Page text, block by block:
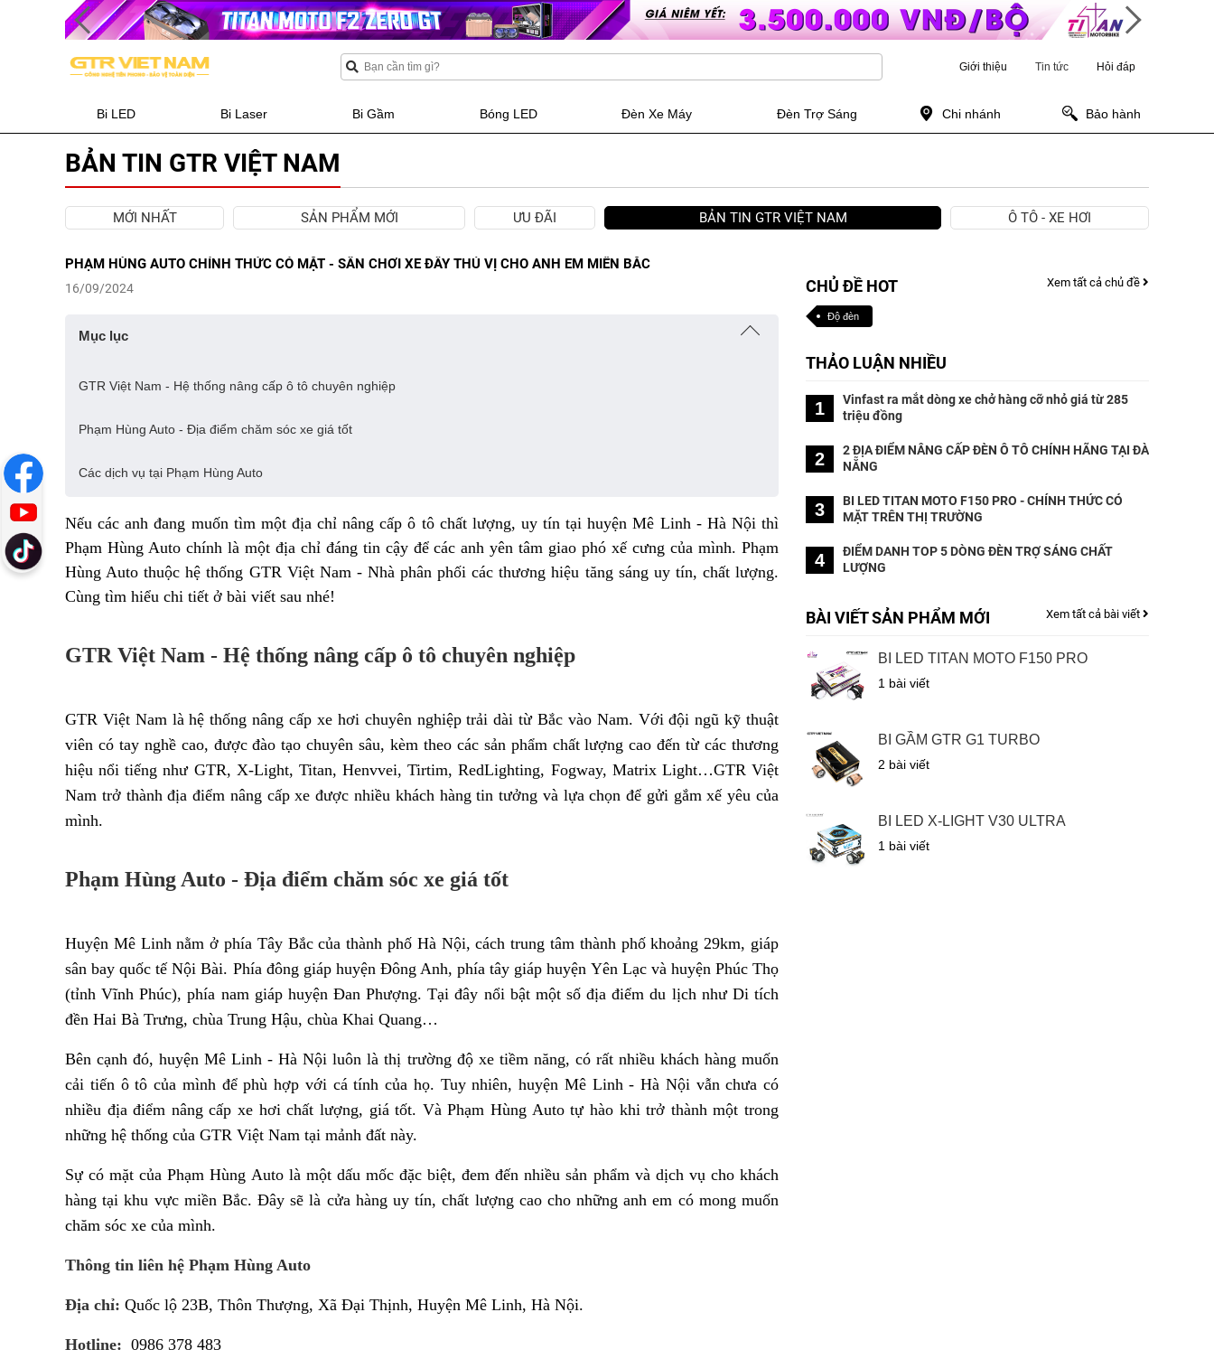
Giới thiệu Tin tức Hỏi đáp
Bi LED Bi Laser Bi Gầm Bóng LED Đèn Xe Máy Đèn Trợ Sáng Chi nhánh Bảo hành
BẢN TIN GTR VIỆT NAM
MỚI NHẤT SẢN PHẨM MỚI ƯU ĐÃI BẢN TIN GTR VIỆT NAM Ô TÔ - XE HƠI
PHẠM HÙNG AUTO CHÍNH THỨC CÓ MẶT - SÂN CHƠI XE ĐẦY THÚ VỊ CHO ANH EM MIỀN BẮC
16/09/2024
Mục lục
GTR Việt Nam - Hệ thống nâng cấp ô tô chuyên nghiệp
Phạm Hùng Auto - Địa điểm chăm sóc xe giá tốt
Các dịch vụ tại Phạm Hùng Auto
Nếu các anh đang muốn tìm một địa chỉ nâng cấp ô tô chất lượng, uy tín tại huyện Mê Linh - Hà Nội thì
Phạm Hùng Auto chính là một địa chỉ đáng tin cậy để các anh yên tâm giao phó xế cưng của mình. Phạm
Hùng Auto thuộc hệ thống GTR Việt Nam - Nhà phân phối các thương hiệu tăng sáng uy tín, chất lượng.
Cùng tìm hiểu chi tiết ở bài viết sau nhé!
GTR Việt Nam - Hệ thống nâng cấp ô tô chuyên nghiệp
GTR Việt Nam là hệ thống nâng cấp xe hơi chuyên nghiệp trải dài từ Bắc vào Nam. Với đội ngũ kỹ thuật
viên có tay nghề cao, được đào tạo chuyên sâu, kèm theo các sản phẩm chất lượng cao đến từ các thương
hiệu nổi tiếng như GTR, X-Light, Titan, Henvvei, Tirtim, RedLighting, Fogway, Matrix Light…GTR Việt
Nam trở thành địa điểm nâng cấp xe được nhiều khách hàng tin tưởng và lựa chọn để gửi gắm xế yêu của
mình.
Phạm Hùng Auto - Địa điểm chăm sóc xe giá tốt
Huyện Mê Linh nằm ở phía Tây Bắc của thành phố Hà Nội, cách trung tâm thành phố khoảng 29km, giáp
sân bay quốc tế Nội Bài. Phía đông giáp huyện Đông Anh, phía tây giáp huyện Yên Lạc và huyện Phúc Thọ
(tỉnh Vĩnh Phúc), phía nam giáp huyện Đan Phượng. Tại đây nổi bật một số địa điểm du lịch như Di tích
đền Hai Bà Trưng, chùa Trung Hậu, chùa Khai Quang…
Bên cạnh đó, huyện Mê Linh - Hà Nội luôn là thị trường độ xe tiềm năng, có rất nhiều khách hàng muốn
cải tiến ô tô của mình để phù hợp với cá tính của họ. Tuy nhiên, huyện Mê Linh - Hà Nội vẫn chưa có
nhiều địa điểm nâng cấp xe hơi chất lượng, giá tốt. Và Phạm Hùng Auto tự hào khi trở thành một trong
những hệ thống của GTR Việt Nam tại mảnh đất này.
Sự có mặt của Phạm Hùng Auto là một dấu mốc đặc biệt, đem đến nhiều sản phẩm và dịch vụ cho khách
hàng tại khu vực miền Bắc. Đây sẽ là cửa hàng uy tín, chất lượng cao cho những anh em có mong muốn
chăm sóc xe của mình.
Thông tin liên hệ Phạm Hùng Auto
Địa chỉ: Quốc lộ 23B, Thôn Thượng, Xã Đại Thịnh, Huyện Mê Linh, Hà Nội.
Hotline: 0986 378 483
CHỦ ĐỀ HOT Xem tất cả chủ đề
Độ đèn
THẢO LUẬN NHIỀU
1
Vinfast ra mắt dòng xe chở hàng cỡ nhỏ giá từ 285
triệu đồng
2
2 ĐỊA ĐIỂM NÂNG CẤP ĐÈN Ô TÔ CHÍNH HÃNG TẠI ĐÀ
NẴNG
3
BI LED TITAN MOTO F150 PRO - CHÍNH THỨC CÓ
MẶT TRÊN THỊ TRƯỜNG
4
ĐIỂM DANH TOP 5 DÒNG ĐÈN TRỢ SÁNG CHẤT
LƯỢNG
BÀI VIẾT SẢN PHẨM MỚI Xem tất cả bài viết
BI LED TITAN MOTO F150 PRO
1 bài viết
BI GẦM GTR G1 TURBO
2 bài viết
BI LED X-LIGHT V30 ULTRA
1 bài viết